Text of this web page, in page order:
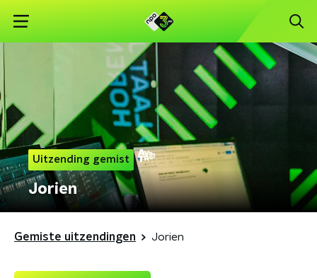
Uitzending gemist
Jorien
Gemiste uitzendingen Jorien